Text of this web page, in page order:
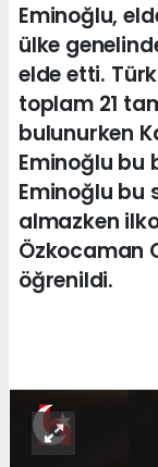
Eminoğlu,
ülke
elde etti.
toplam 21
bulunurken
Eminoğlu bu
Eminoğlu bu
almazken
Özkocaman
öğrenildi.